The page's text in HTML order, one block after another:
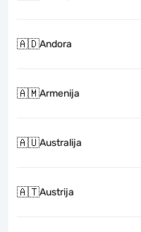
🇦🇩Andora
🇦🇲Armenija
🇦🇺Australija
🇦🇹Austrija